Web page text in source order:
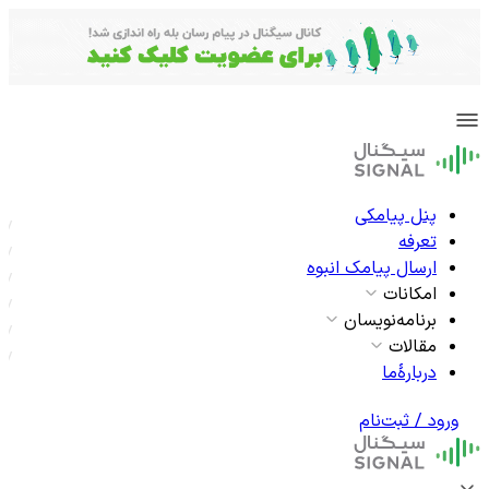
پنل پیامکی
تعرفه
ارسال پیامک انبوه
امکانات
برنامه‌نویسان
مقالات
دربارۀما
ورود / ثبت‌نام